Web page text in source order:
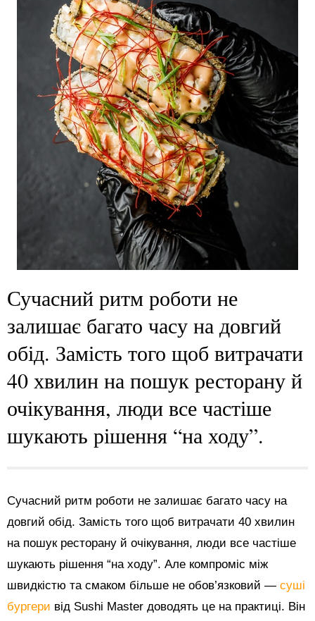
Сучасний ритм роботи не
залишає багато часу на довгий
обід. Замість того щоб витрачати
40 хвилин на пошук ресторану й
очікування, люди все частіше
шукають рішення “на ходу”.
Сучасний ритм роботи не залишає багато часу на
довгий обід. Замість того щоб витрачати 40 хвилин
на пошук ресторану й очікування, люди все частіше
шукають рішення “на ходу”. Але компроміс між
швидкістю та смаком більше не обов’язковий — суші
бургери від Sushi Master доводять це на практиці. Він